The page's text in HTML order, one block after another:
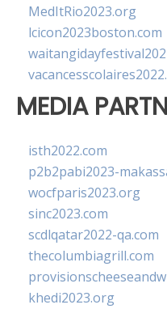
MedItRio2023.org
lcicon2023boston.com
MEDIA
isth2022.com
p2b2pabi2023-
wocfparis2023.org
sinc2023.com
scdlqatar2022-qa.com
thecolumbiagrill.com
khedi2023.org